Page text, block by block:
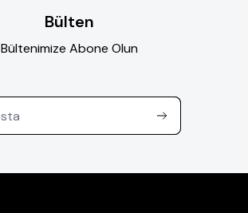
Bülten
Bültenimize Abone Olun